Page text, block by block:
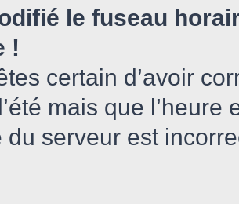
le fuseau
!
certain d’avoir
mais que
du serveur est